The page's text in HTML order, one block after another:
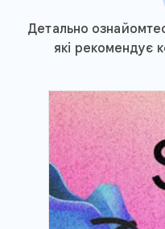
Детально
які рекомендує